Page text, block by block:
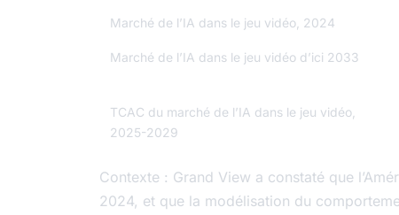
Marché de l’IA dans le jeu vidéo, 2024
Marché de l’IA dans le jeu vidéo d’ici 2033
TCAC du marché de l’IA dans le jeu vidéo,
2025-2029
Contexte : Grand View a constaté que
2024, et que la modélisation du